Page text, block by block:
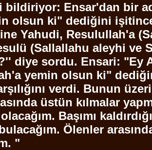
bildiriyor: Ensar'dan bir
olsun ki" dediğini
Yahudi, Resulullah'a(
(Sallallahu aleyhi ve
diye sordu. Ensari: "Ey
yemin olsun ki"
verdi. Bunun
üstün kılmalar
Başımı
Ölenler
"